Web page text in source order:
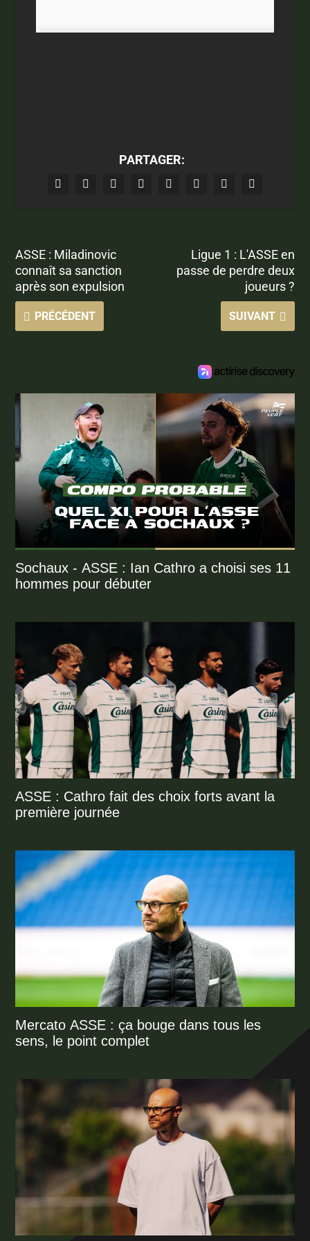
PARTAGER:
ASSE : Miladinovic
connaît sa sanction
après son expulsion
PRÉCÉDENT
Ligue 1 : L'ASSE en
passe de perdre deux
joueurs ?
SUIVANT
Sochaux - ASSE : Ian Cathro a choisi ses 11
hommes pour débuter
ASSE : Cathro fait des choix forts avant la
première journée
Mercato ASSE : ça bouge dans tous les
sens, le point complet